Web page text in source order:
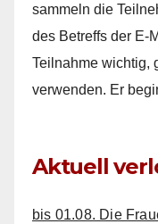
sammeln die
des Betreffs der E-
Teilnahme wichtig,
verwenden. Er
Aktuell
bis 01.08. Die